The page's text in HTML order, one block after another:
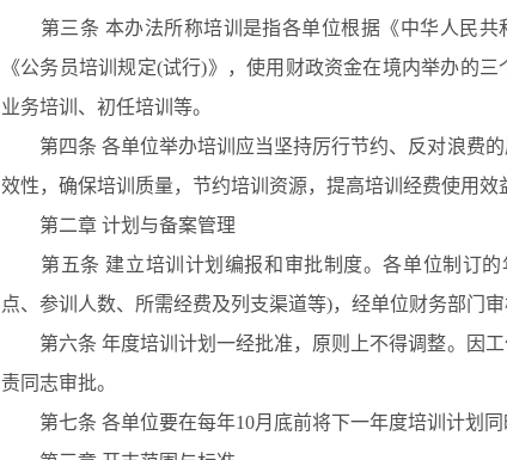
第三条 本办法所称培训是指各单位根据《中华人民
《公务员培训规定(试行)》，使用财政资金在境内举办的
业务培训、初任培训等。
第四条 各单位举办培训应当坚持厉行节约、反对浪费
效性，确保培训质量，节约培训资源，提高培训经费使用效
第二章 计划与备案管理
第五条 建立培训计划编报和审批制度。各单位制订
点、参训人数、所需经费及列支渠道等)，经单位财务部门
第六条 年度培训计划一经批准，原则上不得调整。因
责同志审批。
第七条 各单位要在每年10月底前将下一年度培训计划